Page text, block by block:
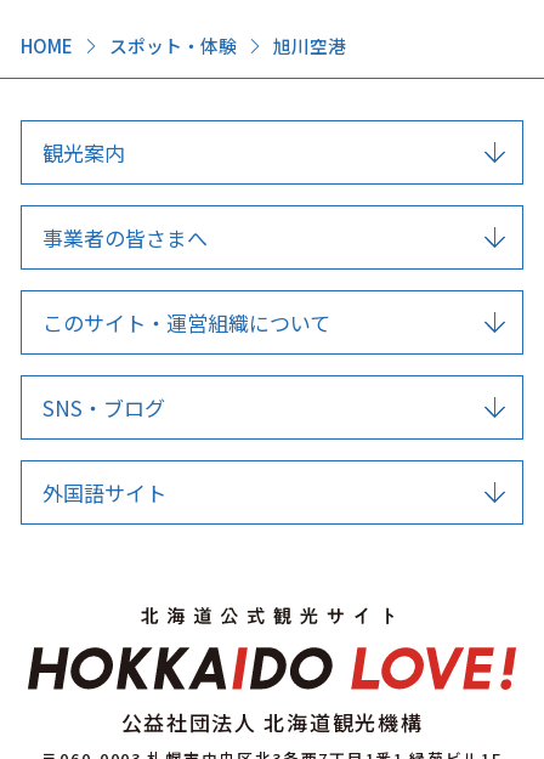
HOME スポット・体験 旭川空港
観光案内
事業者の皆さまへ
このサイト・運営組織について
SNS・ブログ
外国語サイト
公益社団法人 北海道観光機構